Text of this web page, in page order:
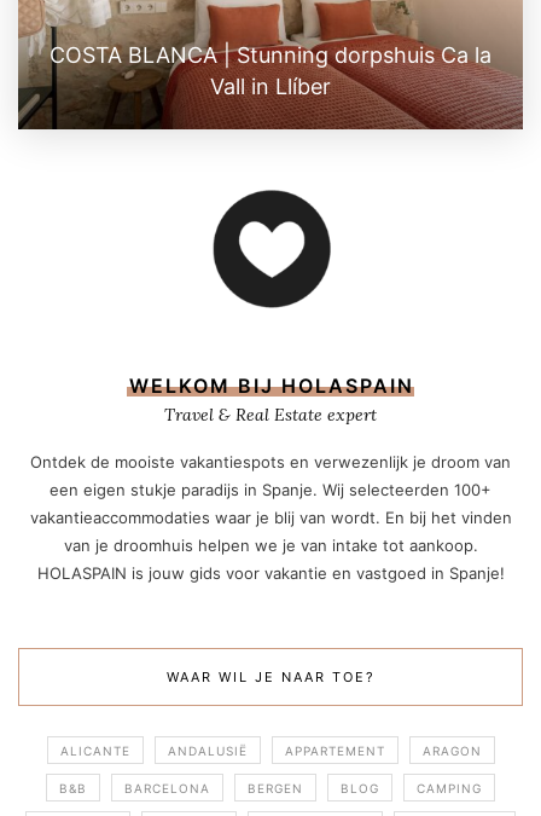
COSTA BLANCA | Stunning dorpshuis Ca la
Vall in Llíber
WELKOM BIJ HOLASPAIN
Travel & Real Estate expert
Ontdek de mooiste vakantiespots en verwezenlijk je droom van
een eigen stukje paradijs in Spanje. Wij selecteerden 100+
vakantieaccommodaties waar je blij van wordt. En bij het vinden
van je droomhuis helpen we je van intake tot aankoop.
HOLASPAIN is jouw gids voor vakantie en vastgoed in Spanje!
WAAR WIL JE NAAR TOE?
ALICANTE ANDALUSIË APPARTEMENT ARAGON
B&B BARCELONA BERGEN BLOG CAMPING